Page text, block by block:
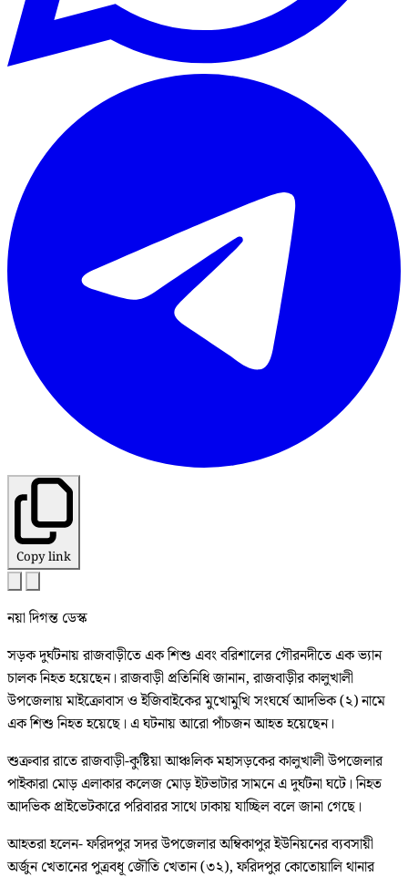
Copy link
নয়া দিগন্ত ডেস্ক
সড়ক দুর্ঘটনায় রাজবাড়ীতে এক শিশু এবং বরিশালের গৌরনদীতে এক ভ্যান
চালক নিহত হয়েছেন। রাজবাড়ী প্রতিনিধি জানান, রাজবাড়ীর কালুখালী
উপজেলায় মাইক্রোবাস ও ইজিবাইকের মুখোমুখি সংঘর্ষে আদভিক (২) নামে
এক শিশু নিহত হয়েছে। এ ঘটনায় আরো পাঁচজন আহত হয়েছেন।
শুক্রবার রাতে রাজবাড়ী-কুষ্টিয়া আঞ্চলিক মহাসড়কের কালুখালী উপজেলার
পাইকারা মোড় এলাকার কলেজ মোড় ইটভাটার সামনে এ দুর্ঘটনা ঘটে। নিহত
আদভিক প্রাইভেটকারে পরিবারর সাথে ঢাকায় যাচ্ছিল বলে জানা গেছে।
আহতরা হলেন- ফরিদপুর সদর উপজেলার অম্বিকাপুর ইউনিয়নের ব্যবসায়ী
অর্জুন খেতানের পুত্রবধূ জৌতি খেতান (৩২), ফরিদপুর কোতোয়ালি থানার